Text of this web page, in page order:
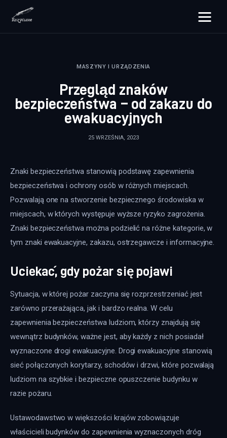
rozpisane.pl
Lifestyle
Zdrowie
Uroda
Więcej
MASZYNY I URZĄDZENIA
Przegląd znaków
bezpieczeństwa – od zakazu do
ewakuacyjnych
25 WRZEŚNIA, 2023
Znaki bezpieczeństwa stanowią podstawę zapewnienia
bezpieczeństwa i ochrony osób w różnych miejscach.
Pozwalają one na stworzenie bezpiecznego środowiska w
miejscach, w których występuje wyższe ryzyko zagrożenia.
Znaki bezpieczeństwa można podzielić na różne kategorie, w
tym znaki ewakuacyjne, zakazu, ostrzegawcze i informacyjne.
Uciekać, gdy pożar się pojawi
Sytuacja, w której pożar zaczyna się rozprzestrzeniać jest
zarówno przerażająca, jak i bardzo realna. W celu
zapewnienia bezpieczeństwa ludziom, którzy znajdują się
wewnątrz budynków, ważne jest, aby każdy z nich posiadał
wyznaczone drogi ewakuacyjne. Drogi ewakuacyjne stanowią
sieć połączonych korytarzy, schodów i drzwi, które pozwalają
ludziom na szybkie i bezpieczne opuszczenie budynku w
razie pożaru.
Ustawodawstwo w większości krajów zobowiązuje
właścicieli budynków do zapewnienia wyznaczonych dróg